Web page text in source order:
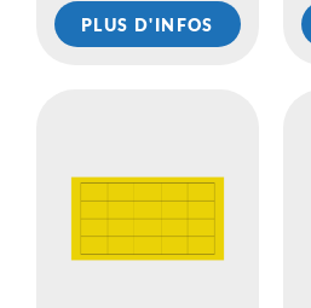
PLUS D'INFOS